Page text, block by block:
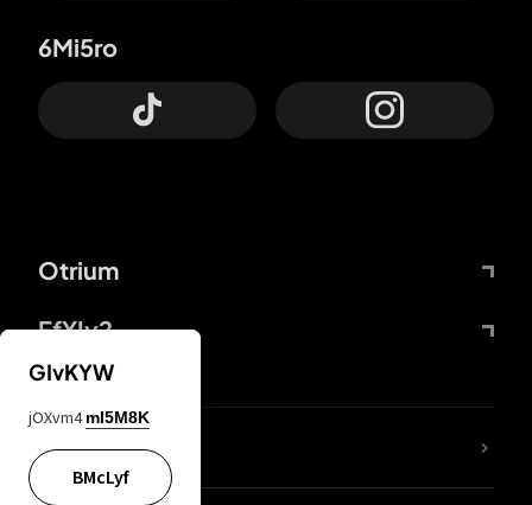
Otrium
FfYIy2
6Mi5ro
65A04M
GIvKYW
jOXvm4 mI5M8K
BMcLyf